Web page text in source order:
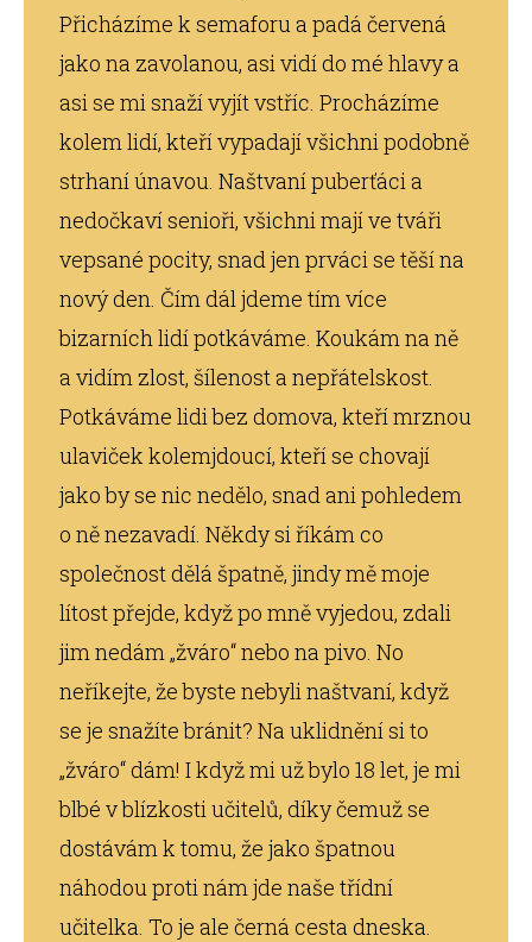
Přicházíme k semaforu a padá červená
jako na zavolanou, asi vidí do mé hlavy a
asi se mi snaží vyjít vstříc. Procházíme
kolem lidí, kteří vypadají všichni podobně
strhaní únavou. Naštvaní puberťáci a
nedočkaví senioři, všichni mají ve tváři
vepsané pocity, snad jen prváci se těší na
nový den. Čím dál jdeme tím více
bizarních lidí potkáváme. Koukám na ně
a vidím zlost, šílenost a nepřátelskost.
Potkáváme lidi bez domova, kteří mrznou
ulaviček kolemjdoucí, kteří se chovají
jako by se nic nedělo, snad ani pohledem
o ně nezavadí. Někdy si říkám co
společnost dělá špatně, jindy mě moje
lítost přejde, když po mně vyjedou, zdali
jim nedám „žváro“ nebo na pivo. No
neříkejte, že byste nebyli naštvaní, když
se je snažíte bránit? Na uklidnění si to
„žváro“ dám! I když mi už bylo 18 let, je mi
blbé v blízkosti učitelů, díky čemuž se
dostávám k tomu, že jako špatnou
náhodou proti nám jde naše třídní
učitelka. To je ale černá cesta dneska.